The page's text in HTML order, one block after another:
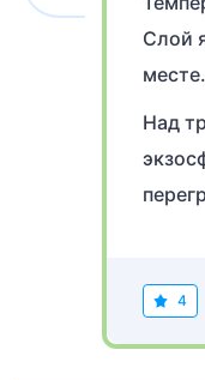
Слой
месте.
Над
4